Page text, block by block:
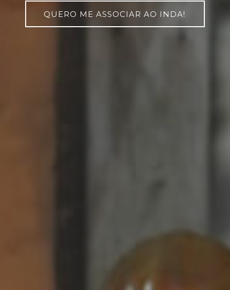
QUERO ME ASSOCIAR AO INDA!